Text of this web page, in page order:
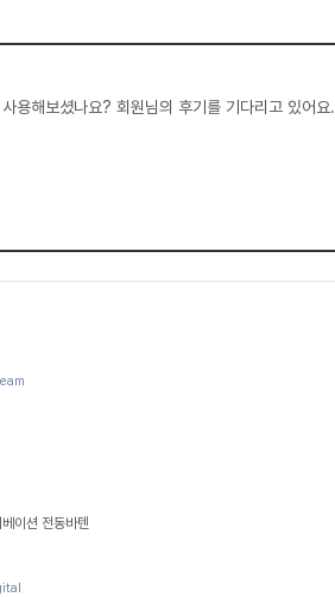
용해보셨나요? 회원님의 후기를 기다리고 있어요.
이션 전동바텐